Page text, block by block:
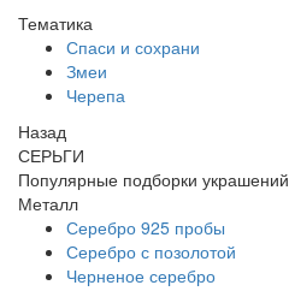
Тематика
Спаси и сохрани
Змеи
Черепа
Назад
СЕРЬГИ
Популярные подборки украшений
Металл
Серебро 925 пробы
Серебро с позолотой
Черненое серебро